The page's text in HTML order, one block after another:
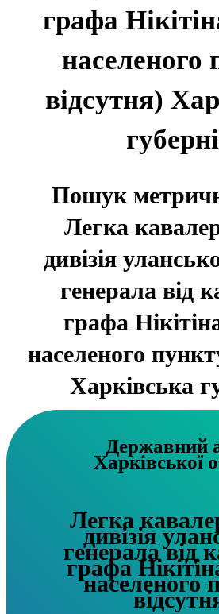
графа
населеного
відсутня)
Пошук
Легка
дивізія
генерала від
графа
населеного
Харківська
Державний
Харківської
Легка
дивізія
генерала від
графа
населеного